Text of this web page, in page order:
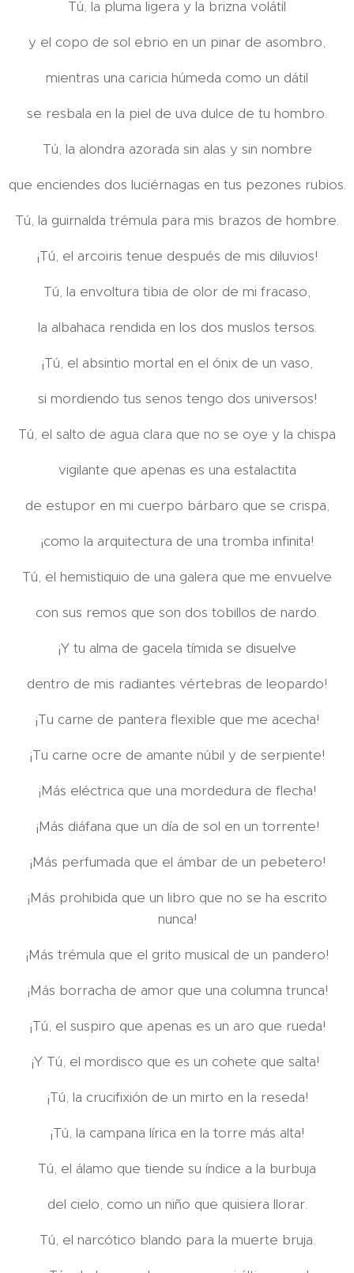
Tú, la pluma ligera y la brizna volátil
y el copo de sol ebrio en un pinar de asombro,
mientras una caricia húmeda como un dátil
se resbala en la piel de uva dulce de tu hombro.
Tú, la alondra azorada sin alas y sin nombre
que enciendes dos luciérnagas en tus pezones rubios.
Tú, la guirnalda trémula para mis brazos de hombre.
¡Tú, el arcoiris tenue después de mis diluvios!
Tú, la envoltura tibia de olor de mi fracaso,
la albahaca rendida en los dos muslos tersos.
¡Tú, el absintio mortal en el ónix de un vaso,
si mordiendo tus senos tengo dos universos!
Tú, el salto de agua clara que no se oye y la chispa
vigilante que apenas es una estalactita
de estupor en mi cuerpo bárbaro que se crispa,
¡como la arquitectura de una tromba infinita!
Tú, el hemistiquio de una galera que me envuelve
con sus remos que son dos tobillos de nardo.
¡Y tu alma de gacela tímida se disuelve
dentro de mis radiantes vértebras de leopardo!
¡Tu carne de pantera flexible que me acecha!
¡Tu carne ocre de amante núbil y de serpiente!
¡Más eléctrica que una mordedura de flecha!
¡Más diáfana que un día de sol en un torrente!
¡Más perfumada que el ámbar de un pebetero!
¡Más prohibida que un libro que no se ha escrito
nunca!
¡Más trémula que el grito musical de un pandero!
¡Más borracha de amor que una columna trunca!
¡Tú, el suspiro que apenas es un aro que rueda!
¡Y Tú, el mordisco que es un cohete que salta!
¡Tú, la crucifixión de un mirto en la reseda!
¡Tú, la campana lírica en la torre más alta!
Tú, el álamo que tiende su índice a la burbuja
del cielo, como un niño que quisiera llorar.
Tú, el narcótico blando para la muerte bruja.